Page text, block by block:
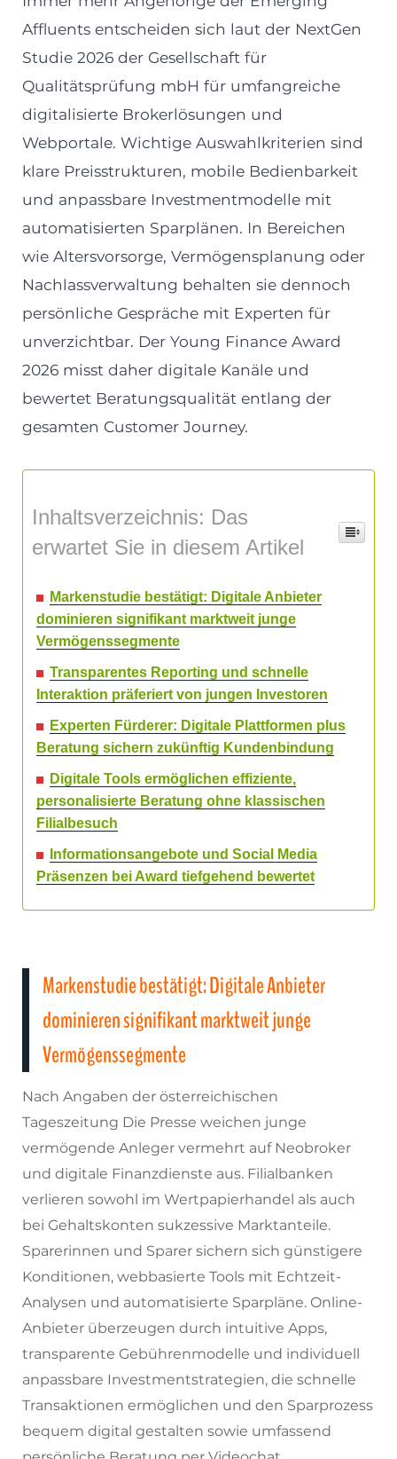
Affluents entscheiden sich laut der NextGen
Studie 2026 der Gesellschaft für
Qualitätsprüfung mbH für umfangreiche
digitalisierte Brokerlösungen und
Webportale. Wichtige Auswahlkriterien sind
klare Preisstrukturen, mobile Bedienbarkeit
und anpassbare Investmentmodelle mit
automatisierten Sparplänen. In Bereichen
wie Altersvorsorge, Vermögensplanung oder
Nachlassverwaltung behalten sie dennoch
persönliche Gespräche mit Experten für
unverzichtbar. Der Young Finance Award
2026 misst daher digitale Kanäle und
bewertet Beratungsqualität entlang der
gesamten Customer Journey.
Inhaltsverzeichnis: Das
erwartet Sie in diesem Artikel
Markenstudie bestätigt: Digitale Anbieter
dominieren signifikant marktweit junge
Vermögenssegmente
Transparentes Reporting und schnelle
Interaktion präferiert von jungen Investoren
Experten Fürderer: Digitale Plattformen plus
Beratung sichern zukünftig Kundenbindung
Digitale Tools ermöglichen effiziente,
personalisierte Beratung ohne klassischen
Filialbesuch
Informationsangebote und Social Media
Präsenzen bei Award tiefgehend bewertet
Markenstudie bestätigt: Digitale Anbieter
dominieren signifikant marktweit junge
Vermögenssegmente
Nach Angaben der österreichischen
Tageszeitung Die Presse weichen junge
vermögende Anleger vermehrt auf Neobroker
und digitale Finanzdienste aus. Filialbanken
verlieren sowohl im Wertpapierhandel als auch
bei Gehaltskonten sukzessive Marktanteile.
Sparerinnen und Sparer sichern sich günstigere
Konditionen, webbasierte Tools mit Echtzeit-
Analysen und automatisierte Sparpläne. Online-
Anbieter überzeugen durch intuitive Apps,
transparente Gebührenmodelle und individuell
anpassbare Investmentstrategien, die schnelle
Transaktionen ermöglichen und den Sparprozess
bequem digital gestalten sowie umfassend